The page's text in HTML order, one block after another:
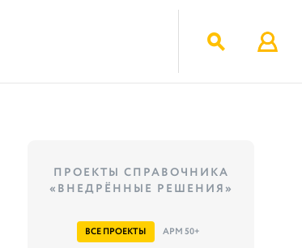
ПРОЕКТЫ СПРАВОЧНИКА
«ВНЕДРЁННЫЕ РЕШЕНИЯ»
ВСЕ ПРОЕКТЫ АРМ 50+